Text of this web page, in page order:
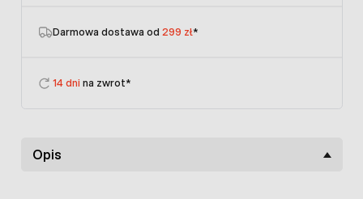
Darmowa dostawa od 299 zł*
14 dni na zwrot*
Opis